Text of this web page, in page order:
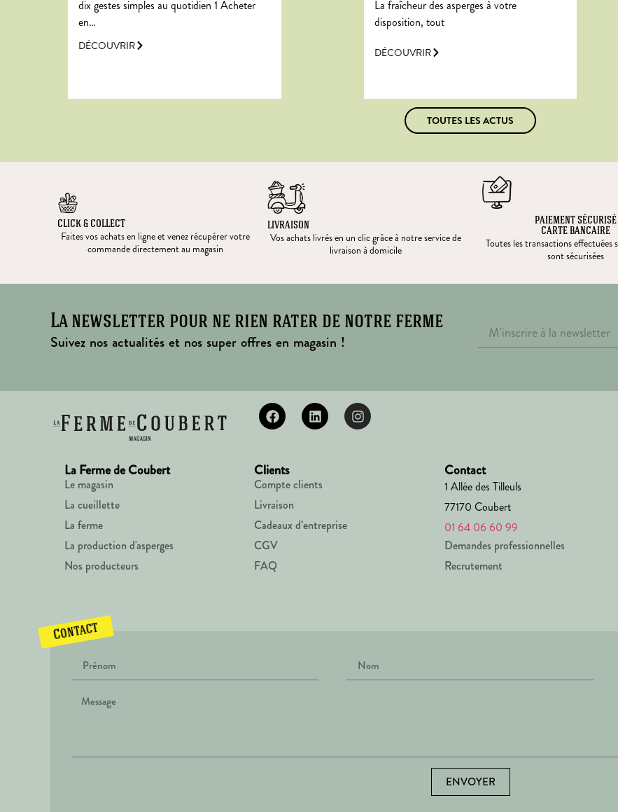
dix gestes simples au quotidien 1 Acheter
en…
DÉCOUVRIR
La fraîcheur des asperges à votre
disposition, tout
DÉCOUVRIR
TOUTES LES ACTUS
CLICK & COLLECT
Faites vos achats en ligne et venez récupérer votre
commande directement au magasin
LIVRAISON
Vos achats livrés en un clic grâce à notre service de
livraison à domicile
PAIEMENT SÉCURISÉ
CARTE BANCAIRE
Toutes les transactions effectuées
sont sécurisées
La newsletter pour ne rien rater de notre ferme
Suivez nos actualités et nos super offres en magasin !
La Ferme de Coubert
Le magasin
La cueillette
La ferme
La production d'asperges
Nos producteurs
Clients
Compte clients
Livraison
Cadeaux d’entreprise
CGV
FAQ
Contact
1 Allée des Tilleuls
77170 Coubert
01 64 06 60 99
Demandes professionnelles
Recrutement
Contact
ENVOYER